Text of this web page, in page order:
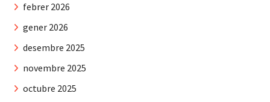
febrer 2026
gener 2026
desembre 2025
novembre 2025
octubre 2025